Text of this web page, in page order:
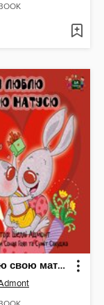
Я люблю свою матусю (I Love My Mom)